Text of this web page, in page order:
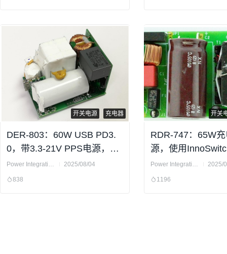
开关电源 充电器
DER-803：60W USB PD3.
0，带3.3-21V PPS电源，使
用InnoSwitch3
Power Integrations 2025/08/04
838
开关
RDR-747：65W
源，使用
0V PowiGaN开关)
Power Integrations 2025/
1196